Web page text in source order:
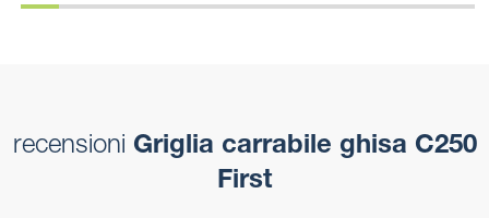
recensioni Griglia carrabile ghisa C250
First